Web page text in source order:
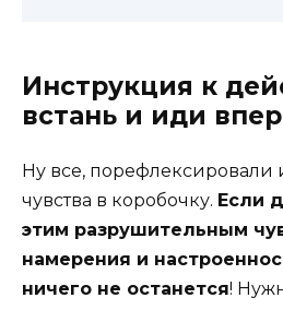
Инструкция к
встань и иди
Ну все, порефлексировали
чувства в коробочку. Если
этим разрушительным
намерения и
ничего не останется!